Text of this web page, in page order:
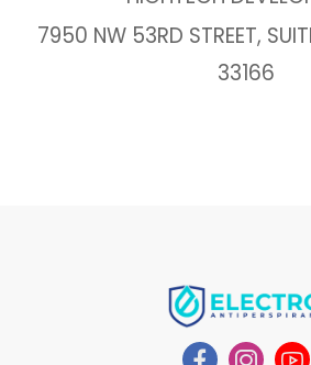
7950 NW 53RD STREET,
33166